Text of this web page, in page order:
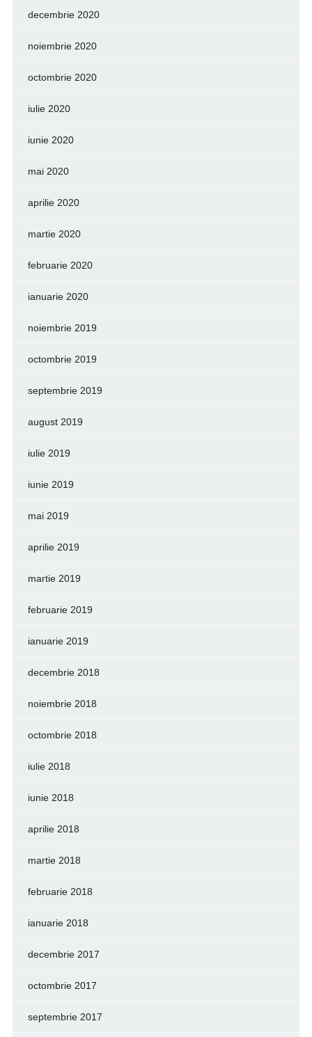
decembrie 2020
noiembrie 2020
octombrie 2020
iulie 2020
iunie 2020
mai 2020
aprilie 2020
martie 2020
februarie 2020
ianuarie 2020
noiembrie 2019
octombrie 2019
septembrie 2019
august 2019
iulie 2019
iunie 2019
mai 2019
aprilie 2019
martie 2019
februarie 2019
ianuarie 2019
decembrie 2018
noiembrie 2018
octombrie 2018
iulie 2018
iunie 2018
aprilie 2018
martie 2018
februarie 2018
ianuarie 2018
decembrie 2017
octombrie 2017
septembrie 2017